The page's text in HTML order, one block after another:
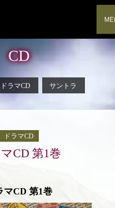
CD
ドラマCD サントラ
ドラマCD
マCD 第1巻
マCD 第1巻